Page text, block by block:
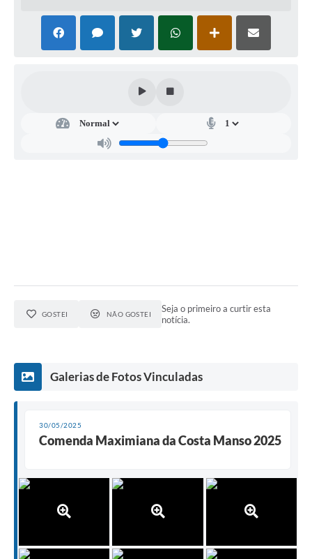
GOSTEI NÃO GOSTEI
Seja o primeiro a curtir esta
notícia.
Galerias de Fotos Vinculadas
30/05/2025
Comenda Maximiana da Costa Manso 2025